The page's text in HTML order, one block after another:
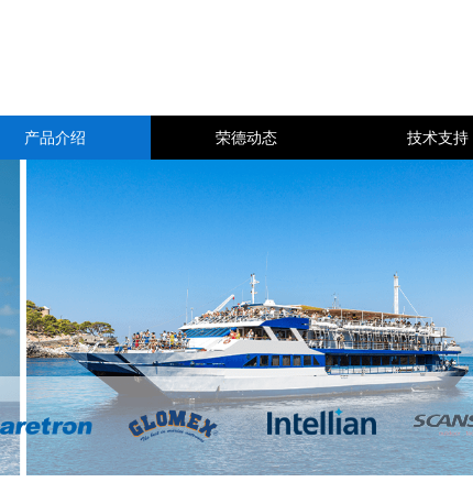
产品介绍 荣德动态 技术支持